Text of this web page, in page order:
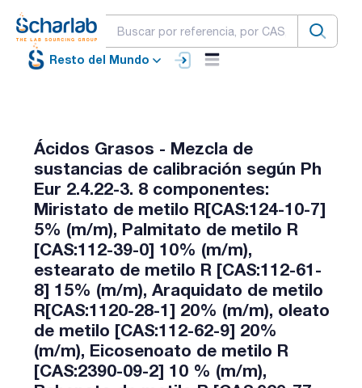
Resto del Mundo
Ácidos Grasos - Mezcla de
sustancias de calibración según Ph
Eur 2.4.22-3. 8 componentes:
Miristato de metilo R[CAS:124-10-7]
5% (m/m), Palmitato de metilo R
[CAS:112-39-0] 10% (m/m),
estearato de metilo R [CAS:112-61-
8] 15% (m/m), Araquidato de metilo
R[CAS:1120-28-1] 20% (m/m), oleato
de metilo [CAS:112-62-9] 20%
(m/m), Eicosenoato de metilo R
[CAS:2390-09-2] 10 % (m/m),